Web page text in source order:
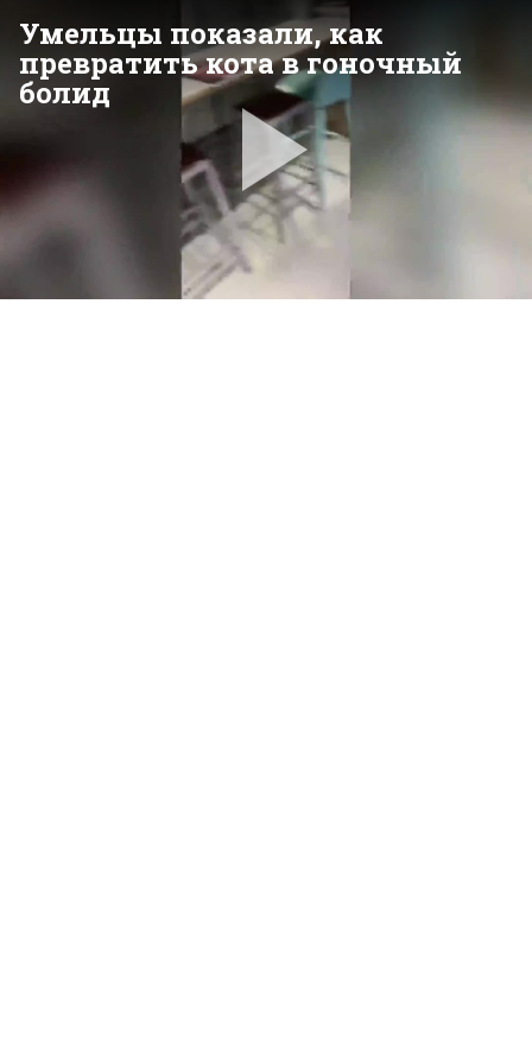
Умельцы показали, как
превратить кота в гоночный
болид